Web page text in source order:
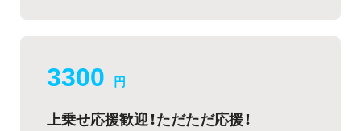
3300 円
上乗せ応援歓迎！ただただ応援！